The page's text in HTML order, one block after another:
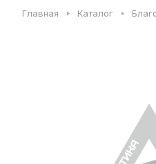
Главная Каталог